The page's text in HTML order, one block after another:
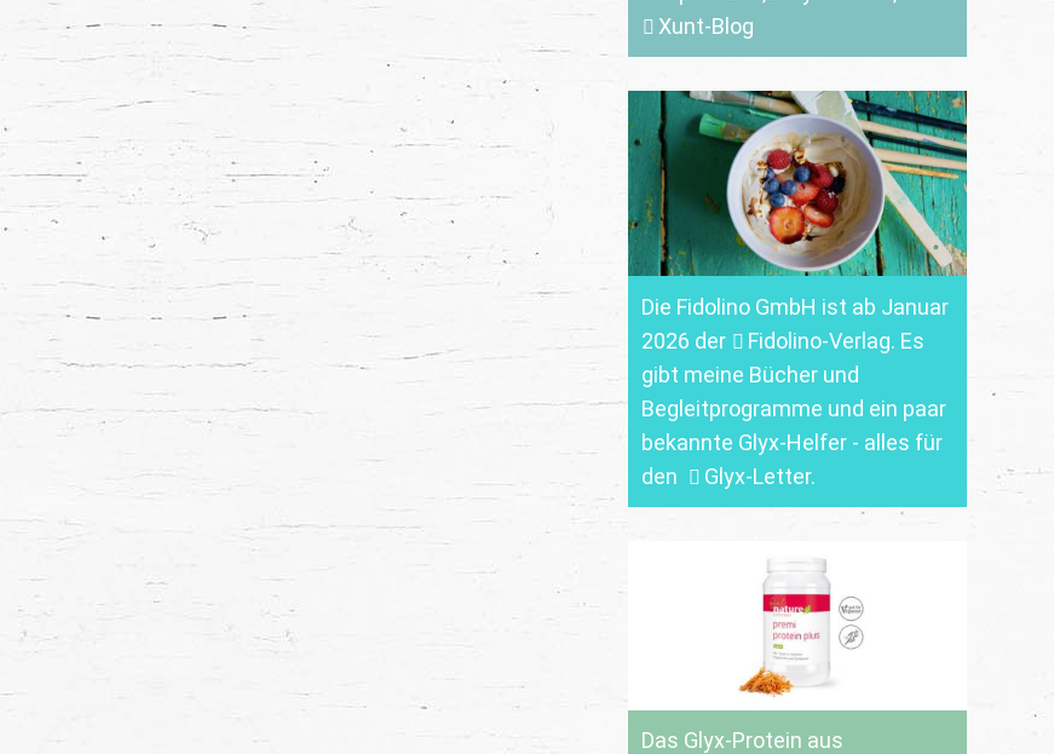
Xunt-Blog
Die Fidolino GmbH ist ab Januar
2026 der
Fidolino-Verlag. Es
gibt meine Bücher und
Begleitprogramme und ein paar
bekannte Glyx-Helfer - alles für
den
Glyx-Letter.
Das Glyx-Protein aus